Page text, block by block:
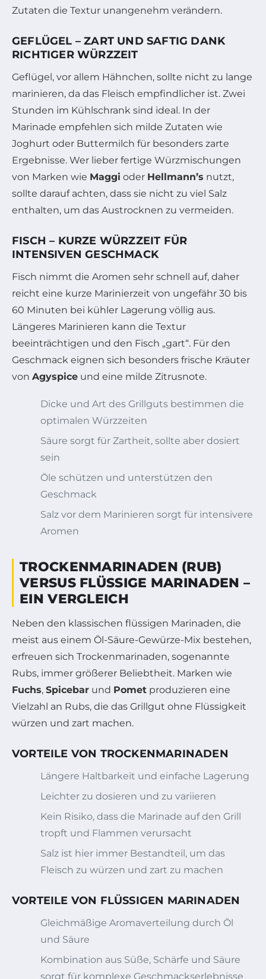
Zutaten die Textur unangenehm verändern.
GEFLÜGEL – ZART UND SAFTIG DANK
RICHTIGER WÜRZZEIT
Geflügel, vor allem Hähnchen, sollte nicht zu lange
marinieren, da das Fleisch empfindlicher ist. Zwei
Stunden im Kühlschrank sind ideal. In der
Marinade empfehlen sich milde Zutaten wie
Joghurt oder Buttermilch für besonders zarte
Ergebnisse. Wer lieber fertige Würzmischungen
von Marken wie Maggi oder Hellmann’s nutzt,
sollte darauf achten, dass sie nicht zu viel Salz
enthalten, um das Austrocknen zu vermeiden.
FISCH – KURZE WÜRZZEIT FÜR
INTENSIVEN GESCHMACK
Fisch nimmt die Aromen sehr schnell auf, daher
reicht eine kurze Marinierzeit von ungefähr 30 bis
60 Minuten bei kühler Lagerung völlig aus.
Längeres Marinieren kann die Textur
beeinträchtigen und den Fisch „gart“. Für den
Geschmack eignen sich besonders frische Kräuter
von Agyspice und eine milde Zitrusnote.
Dicke und Art des Grillguts bestimmen die
optimalen Würzzeiten
Säure sorgt für Zartheit, sollte aber dosiert
sein
Öle schützen und unterstützen den
Geschmack
Salz vor dem Marinieren sorgt für intensivere
Aromen
TROCKENMARINADEN (RUB)
VERSUS FLÜSSIGE MARINADEN –
EIN VERGLEICH
Neben den klassischen flüssigen Marinaden, die
meist aus einem Öl-Säure-Gewürze-Mix bestehen,
erfreuen sich Trockenmarinaden, sogenannte
Rubs, immer größerer Beliebtheit. Marken wie
Fuchs, Spicebar und Pomet produzieren eine
Vielzahl an Rubs, die das Grillgut ohne Flüssigkeit
würzen und zart machen.
VORTEILE VON TROCKENMARINADEN
Längere Haltbarkeit und einfache Lagerung
Leichter zu dosieren und zu variieren
Kein Risiko, dass die Marinade auf den Grill
tropft und Flammen verursacht
Salz ist hier immer Bestandteil, um das
Fleisch zu würzen und zart zu machen
VORTEILE VON FLÜSSIGEN MARINADEN
Gleichmäßige Aromaverteilung durch Öl
und Säure
Kombination aus Süße, Schärfe und Säure
sorgt für komplexe Geschmackserlebnisse